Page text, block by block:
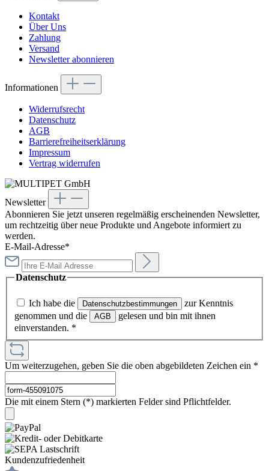
Kontakt
Über Uns
Zahlung
Versand
Newsletter abonnieren
Informationen
Widerrufsrecht
Datenschutz
AGB
Barrierefreiheitserklärung
Impressum
Vertrag widerrufen
Newsletter
Abonnieren Sie jetzt unseren regelmäßig erscheinenden Newsletter,
um rechtzeitig über neue Produkte und Angebote informiert zu
werden.
E-Mail-Adresse*
Datenschutz
Ich habe die Datenschutzbestimmungen
zur Kenntnis
genommen und die
AGB
gelesen und bin mit ihnen
einverstanden. *
Um weiterzugehen, geben Sie die oben abgebildeten Zeichen ein *
Die mit einem Stern (*) markierten Felder sind Pflichtfelder.
Kundenzufriedenheit